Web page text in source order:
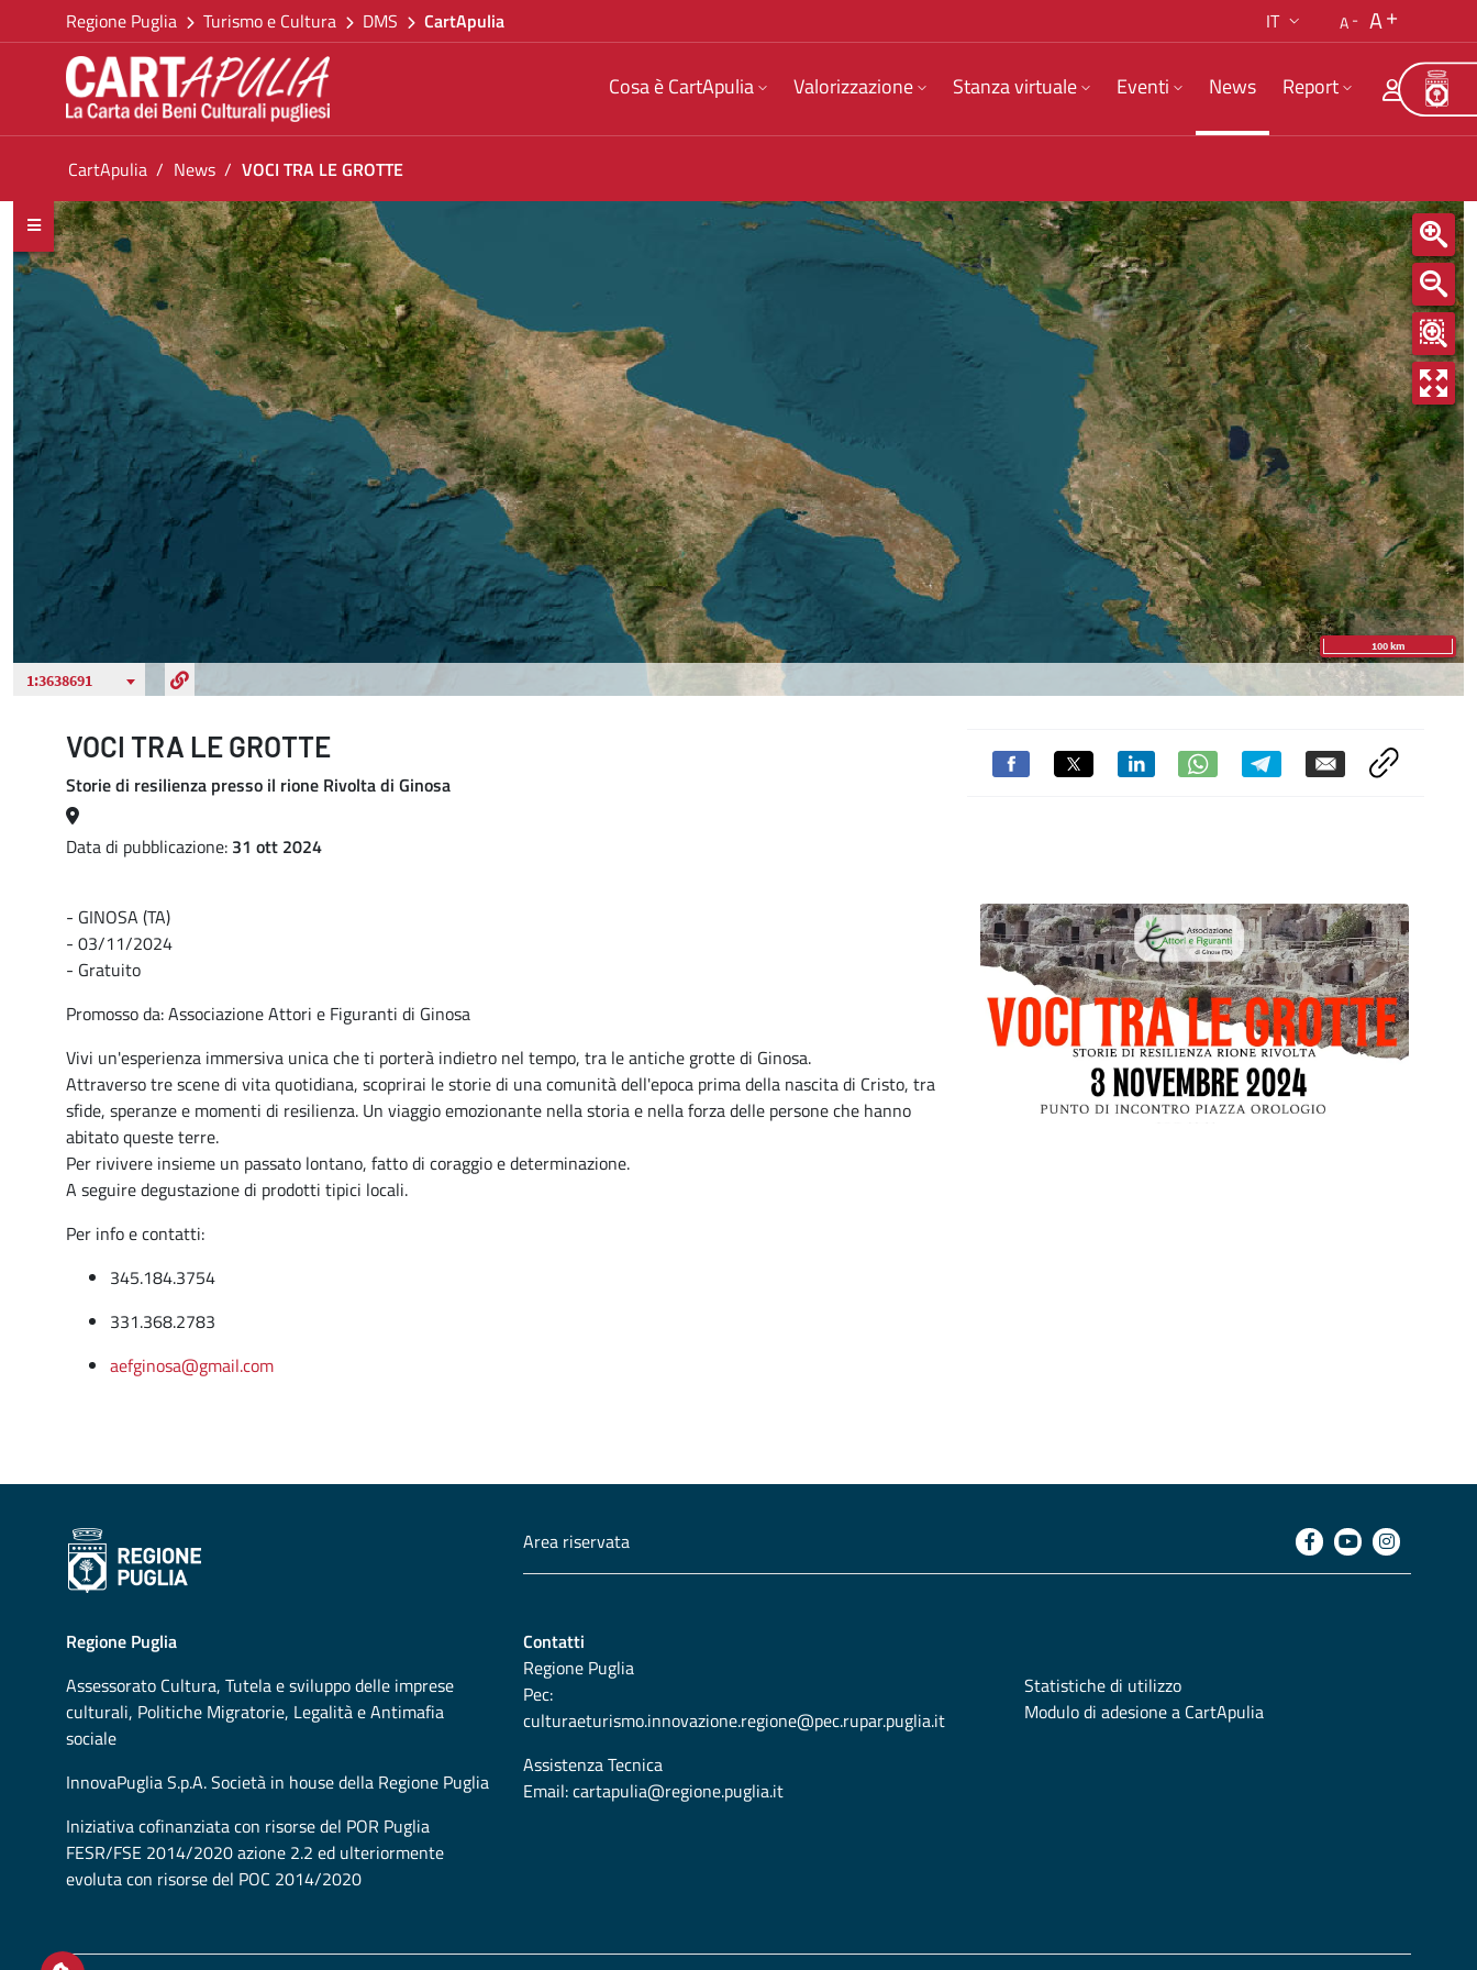
Salta al contenuto
Torna alla homepage
Vai al menu di navigazione
Vai ai contenuti
Vai al footer
Regione Puglia Turismo e Cultura DMS CartApulia IT A A
Cosa è CartApulia Valorizzazione Stanza virtuale Eventi News Report
Ti trovi in:
CartApulia News VOCI TRA LE GROTTE
VOCI TRA LE GROTTE
VOCI TRA LE GROTTE
Storie di resilienza presso il rione Rivolta di Ginosa
Data di pubblicazione: 31 ott 2024
- GINOSA (TA)
- 03/11/2024
- Gratuito
Promosso da: Associazione Attori e Figuranti di Ginosa
Vivi un'esperienza immersiva unica che ti porterà indietro nel tempo, tra le antiche grotte di Ginosa.
Attraverso tre scene di vita quotidiana, scoprirai le storie di una comunità dell'epoca prima della nascita di Cristo, tra
sfide, speranze e momenti di resilienza. Un viaggio emozionante nella storia e nella forza delle persone che hanno
abitato queste terre.
Per rivivere insieme un passato lontano, fatto di coraggio e determinazione.
A seguire degustazione di prodotti tipici locali.
Per info e contatti:
345.184.3754
331.368.2783
aefginosa@gmail.com
Area riservata
Regione Puglia
Assessorato Cultura, Tutela e sviluppo delle imprese
culturali, Politiche Migratorie, Legalità e Antimafia
sociale
InnovaPuglia S.p.A. Società in house della Regione Puglia
Iniziativa cofinanziata con risorse del POR Puglia
FESR/FSE 2014/2020 azione 2.2 ed ulteriormente
evoluta con risorse del POC 2014/2020
Contatti
Regione Puglia
Pec:
culturaeturismo.innovazione.regione@pec.rupar.puglia.it
Assistenza Tecnica
Email:cartapulia@regione.puglia.it
Statistiche di utilizzo
Modulo di adesione a CartApulia